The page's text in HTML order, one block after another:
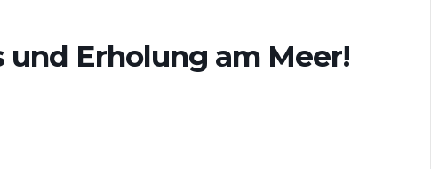
und Erholung am Meer!